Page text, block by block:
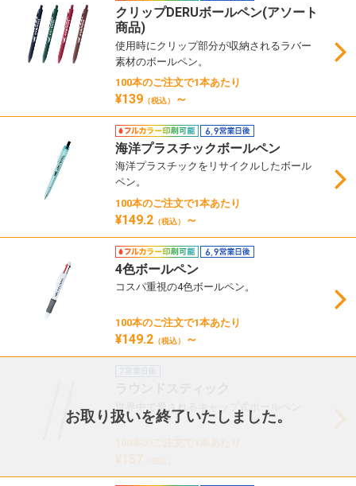
クリップDERUボールペン(アソート
商品)
使用時にクリップ部分が収納されるラバー
素材のボールペン。
100本のご注文で1本あたり
¥139 （税込） ～
海洋プラスチックボールペン
海洋プラスチックをリサイクルしたボール
ペン。
100本のご注文で1本あたり
¥149.2 （税込） ～
4色ボールペン
コスパ重視の4色ボールペン。
100本のご注文で1本あたり
¥149.2 （税込） ～
お取り扱いを終了いたしました。
世界中で愛されるキャップ式ボールペン